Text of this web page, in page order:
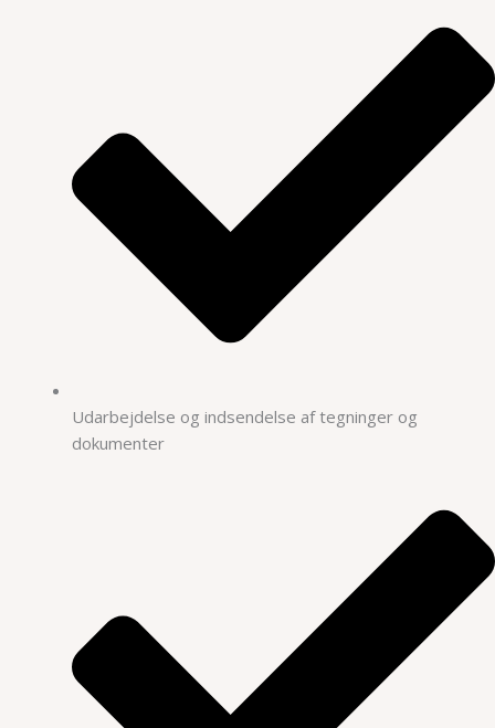
Udarbejdelse og indsendelse af tegninger og
dokumenter